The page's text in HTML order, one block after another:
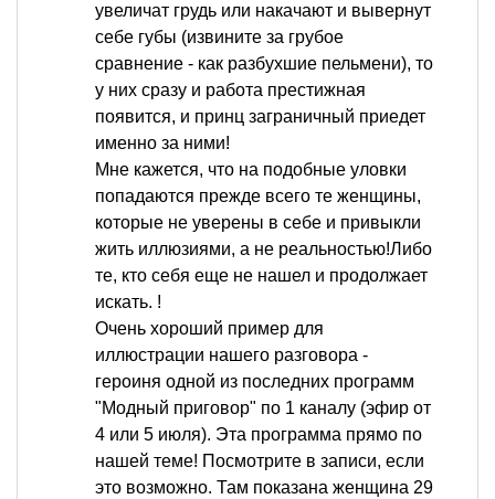
увеличат грудь или накачают и вывернут
себе губы (извините за грубое
сравнение - как разбухшие пельмени), то
у них сразу и работа престижная
появится, и принц заграничный приедет
именно за ними!
Мне кажется, что на подобные уловки
попадаются прежде всего те женщины,
которые не уверены в себе и привыкли
жить иллюзиями, а не реальностью!Либо
те, кто себя еще не нашел и продолжает
искать. !
Очень хороший пример для
иллюстрации нашего разговора -
героиня одной из последних программ
"Модный приговор" по 1 каналу (эфир от
4 или 5 июля). Эта программа прямо по
нашей теме! Посмотрите в записи, если
это возможно. Там показана женщина 29